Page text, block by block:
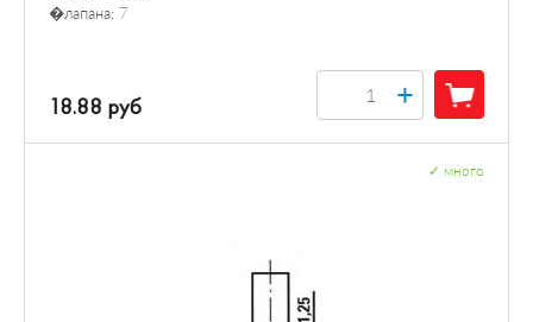
�лапана: 7
18.88 руб +
много